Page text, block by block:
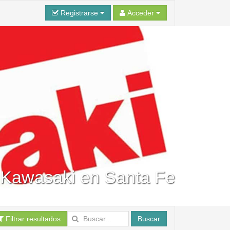
Registrarse Acceder
en Santa Fe
Filtrar resultados Buscar